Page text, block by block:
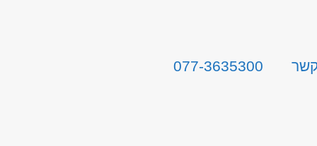
077-3635300